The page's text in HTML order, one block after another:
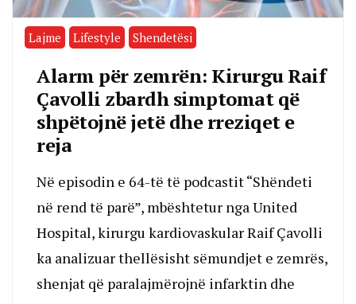
Lajme Lifestyle Shendetësi
Alarm për zemrën: Kirurgu Raif
Çavolli zbardh simptomat që
shpëtojnë jetë dhe rreziqet e
reja
Në episodin e 64-të të podcastit “Shëndeti
në rend të parë”, mbështetur nga United
Hospital, kirurgu kardiovaskular Raif Çavolli
ka analizuar thellësisht sëmundjet e zemrës,
shenjat që paralajmërojnë infarktin dhe